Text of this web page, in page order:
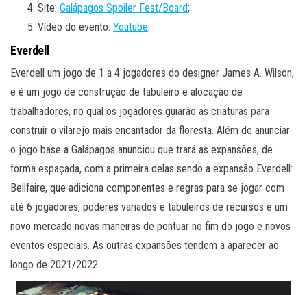
Site: Galápagos Spoiler Fest/Board;
Vídeo do evento: Youtube.
Everdell
Everdell um jogo de 1 a 4 jogadores do designer James A. Wilson,
e é um jogo de construção de tabuleiro e alocação de
trabalhadores, no qual os jogadores guiarão as criaturas para
construir o vilarejo mais encantador da floresta. Além de anunciar
o jogo base a Galápagos anunciou que trará as expansões, de
forma espaçada, com a primeira delas sendo a expansão Everdell:
Bellfaire, que adiciona componentes e regras para se jogar com
até 6 jogadores, poderes variados e tabuleiros de recursos e um
novo mercado novas maneiras de pontuar no fim do jogo e novos
eventos especiais. As outras expansões tendem a aparecer ao
longo de 2021/2022.